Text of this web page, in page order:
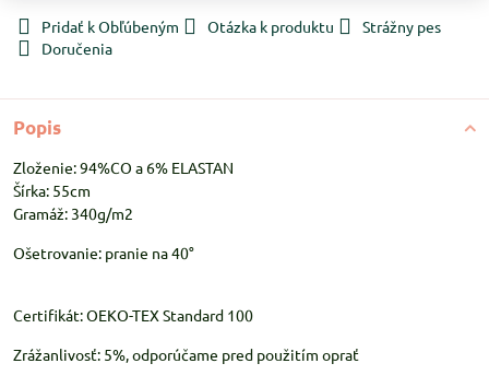
Pridať k Obľúbeným Otázka k produktu
Strážny pes
Doručenia
Popis
Zloženie: 94%CO a 6% ELASTAN
Šírka: 55cm
Gramáž: 340g/m2
Ošetrovanie: pranie na 40°
Certifikát: OEKO-TEX Standard 100
Zrážanlivosť: 5%, odporúčame pred použitím oprať